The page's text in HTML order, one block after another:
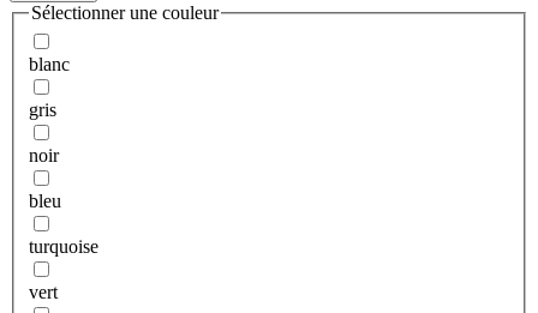
Sélectionner une couleur
blanc
gris
noir
bleu
turquoise
vert